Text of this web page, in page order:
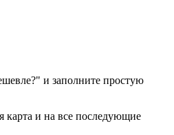
и заполните простую
карта и на все последующие